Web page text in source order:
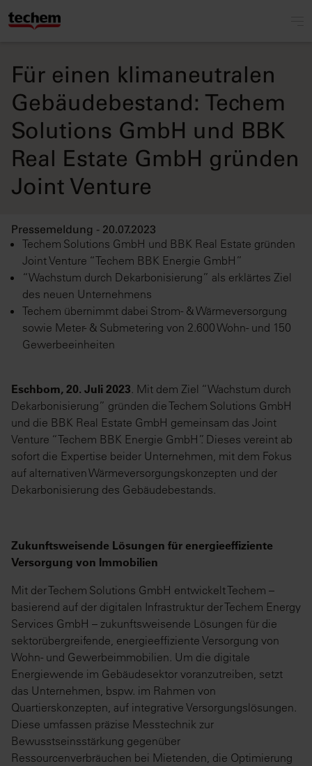
Für einen klimaneutralen
Gebäudebestand: Techem
Solutions GmbH und BBK
Real Estate GmbH gründen
Joint Venture
Pressemeldung - 20.07.2023
Techem Solutions GmbH und BBK Real Estate gründen
Joint Venture “Techem BBK Energie GmbH”
“Wachstum durch Dekarbonisierung” als erklärtes Ziel
des neuen Unternehmens
Techem übernimmt dabei Strom- & Wärmeversorgung
sowie Meter- & Submetering von 2.600 Wohn- und 150
Gewerbeeinheiten
Eschborn, 20. Juli 2023 . Mit dem Ziel “Wachstum durch
Dekarbonisierung” gründen die Techem Solutions GmbH
und die BBK Real Estate GmbH gemeinsam das Joint
Venture “Techem BBK Energie GmbH”. Dieses vereint ab
sofort die Expertise beider Unternehmen, mit dem Fokus
auf alternativen Wärmeversorgungskonzepten und der
Dekarbonisierung des Gebäudebestands.
Zukunftsweisende Lösungen für energieeffiziente
Versorgung von Immobilien
Mit der Techem Solutions GmbH entwickelt Techem –
basierend auf der digitalen Infrastruktur der Techem Energy
Services GmbH – zukunftsweisende Lösungen für die
sektorübergreifende, energieeffiziente Versorgung von
Wohn- und Gewerbeimmobilien. Um die digitale
Energiewende im Gebäudesektor voranzutreiben, setzt
das Unternehmen, bspw. im Rahmen von
Quartierskonzepten, auf integrative Versorgungslösungen.
Diese umfassen präzise Messtechnik zur
Bewusstseinsstärkung gegenüber
Ressourcenverbräuchen bei Mietenden, die Optimierung